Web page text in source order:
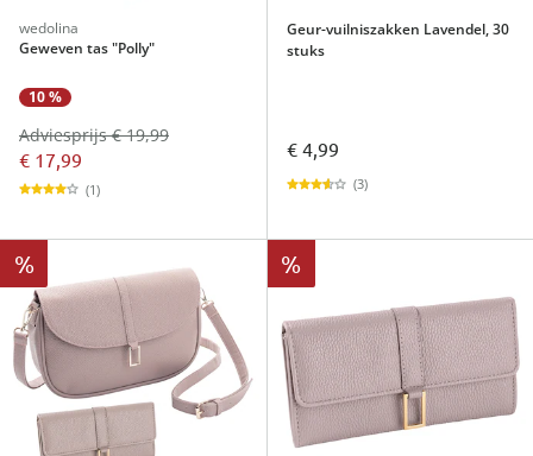
wedolina
Geweven tas "Polly"
10 %
€ 17,99
Adviesprijs € 19,99
(1)
Geur-vuilniszakken Lavendel, 30
stuks
€ 4,99
(3)
% %